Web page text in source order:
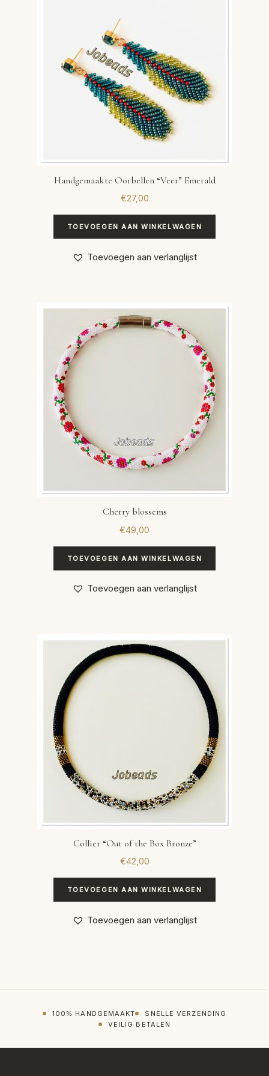
Handgemaakte Oorbellen “Veer” Emerald
€27,00
TOEVOEGEN AAN WINKELWAGEN
Toevoegen aan verlanglijst
Cherry blossems
€49,00
TOEVOEGEN AAN WINKELWAGEN
Toevoegen aan verlanglijst
Collier “Out of the Box Bronze”
€42,00
TOEVOEGEN AAN WINKELWAGEN
Toevoegen aan verlanglijst
100% HANDGEMAAKT
SNELLE VERZENDING
VEILIG BETALEN